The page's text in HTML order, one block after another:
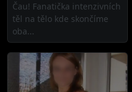
Čau! Fanatička intenzivních
těl na tělo kde skončíme
oba...